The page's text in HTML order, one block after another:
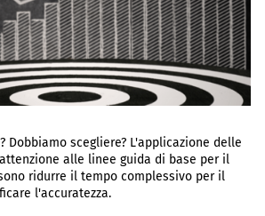
Dobbiamo scegliere? L'applicazione delle
alle linee guida di base per il
ridurre il tempo complessivo per il
l'accuratezza.